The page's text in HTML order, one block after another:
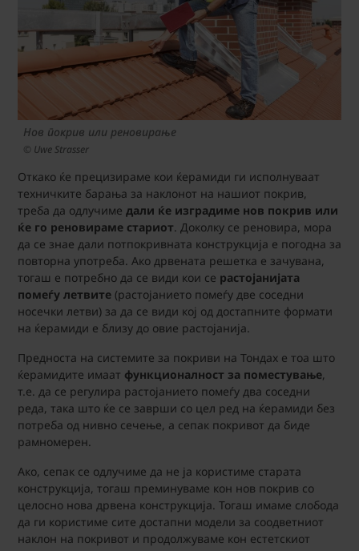
Нов покрив или реновирање
© Uwe Strasser
Откако ќе прецизираме кои ќерамиди ги исполнуваат
техничките барања за наклонот на нашиот покрив,
треба да одлучиме дали ќе изградиме нов покрив или
ќе го реновираме стариот. Доколку се реновира, мора
да се знае дали потпокривната конструкција е погодна за
повторна употреба. Ако дрвената решетка е зачувана,
тогаш е потребно да се види кои се растојанијата
помеѓу летвите (растојанието помеѓу две соседни
носечки летви) за да се види кој од достапните формати
на ќерамиди е близу до овие растојанија.
Предноста на системите за покриви на Тондах е тоа што
ќерамидите имаат функционалност за поместување,
т.е. да се регулира растојанието помеѓу два соседни
реда, така што ќе се заврши со цел ред на ќерамиди без
потреба од нивно сечење, а сепак покривот да биде
рамномерен.
Ако, сепак се одлучиме да не ја користиме старата
конструкција, тогаш преминуваме кон нов покрив со
целосно нова дрвена конструкција. Тогаш имаме слобода
да ги користиме сите достапни модели за соодветниот
наклон на покривот и продолжуваме кон естетскиот